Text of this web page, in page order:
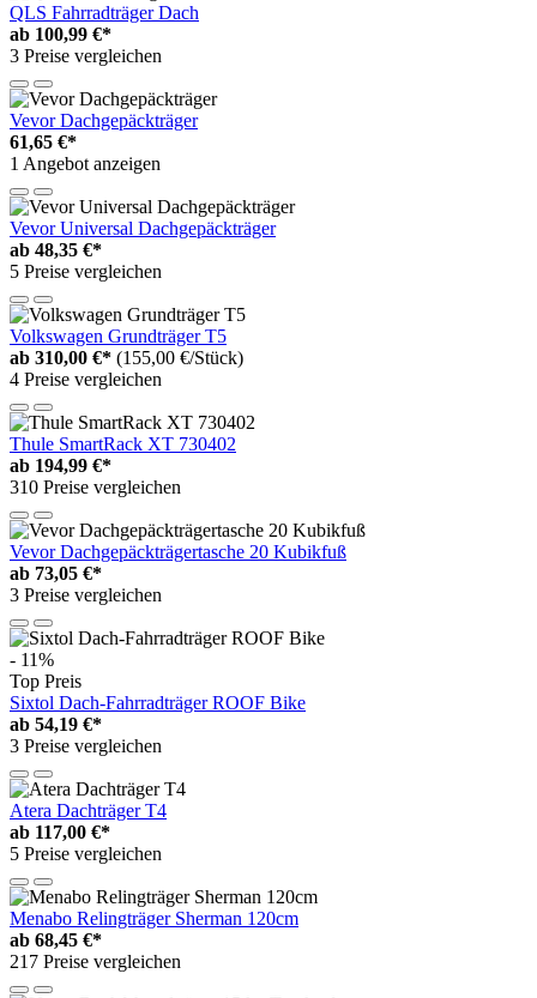
QLS Fahrradträger Dach
ab 100,99 €*
3 Preise vergleichen
Vevor Dachgepäckträger
61,65 €*
1 Angebot anzeigen
Vevor Universal Dachgepäckträger
ab 48,35 €*
5 Preise vergleichen
Volkswagen Grundträger T5
ab 310,00 €* (155,00 €/Stück)
4 Preise vergleichen
Thule SmartRack XT 730402
ab 194,99 €*
310 Preise vergleichen
Vevor Dachgepäckträgertasche 20 Kubikfuß
ab 73,05 €*
3 Preise vergleichen
- 11%
Top Preis
Sixtol Dach-Fahrradträger ROOF Bike
ab 54,19 €*
3 Preise vergleichen
Atera Dachträger T4
ab 117,00 €*
5 Preise vergleichen
Menabo Relingträger Sherman 120cm
ab 68,45 €*
217 Preise vergleichen